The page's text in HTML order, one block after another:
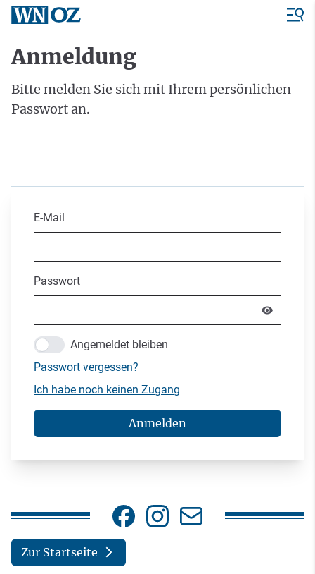
Anmeldung
Bitte melden Sie sich mit Ihrem persönlichen
Passwort an.
E-Mail
Passwort
Angemeldet bleiben
Passwort vergessen?
Ich habe noch keinen Zugang
Anmelden
Zur Startseite